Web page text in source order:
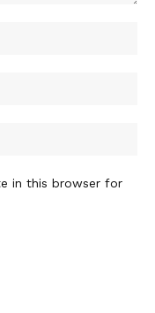
in this browser for